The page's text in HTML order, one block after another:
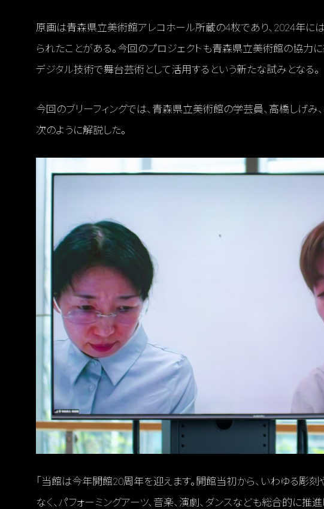
原画は青森県立美術館アレコホール所蔵の4枚であり、2024年に
られたことがある。今回のプロジェクトも青森県立美術館の協力に
デジタル技術で舞台芸術として活用するという新たな試みとなる。
今回のブリーフィングでは、青森県立美術館の学芸員、高橋しげみ
次のように解説した。
「当館は今年開館20周年を迎えます。開館当初から、いわゆる彫刻
なく、パフォーミングアーツ、音楽、演劇、ダンスなども総合的に推